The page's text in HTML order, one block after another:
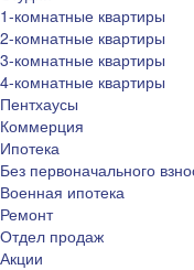
1-комнатные квартиры
2-комнатные квартиры
3-комнатные квартиры
4-комнатные квартиры
Пентхаусы
Коммерция
Ипотека
Без первоначального
Военная ипотека
Ремонт
Отдел продаж
Акции